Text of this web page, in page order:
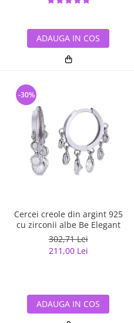
ADAUGA IN COS
Cercei creole din argint 925
cu zirconii albe Be Elegant
302,71 Lei
211,00 Lei
-30%
ADAUGA IN COS